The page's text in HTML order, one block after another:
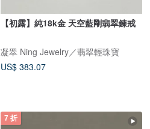
【初露】純18k金 天空藍剛翡翠鍊戒
凝翠 Ning Jewelry／翡翠輕珠寶
US$ 383.07
7 折